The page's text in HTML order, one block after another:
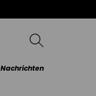
Nachrichten